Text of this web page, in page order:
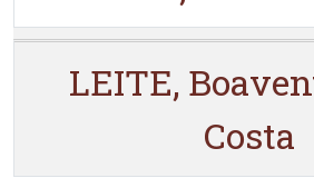
LEITE,
Costa